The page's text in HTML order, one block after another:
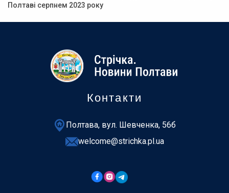
Полтаві серпнем 2023 року
Контакти
Полтава, вул. Шевченка, 56б
welcome@strichka.pl.ua